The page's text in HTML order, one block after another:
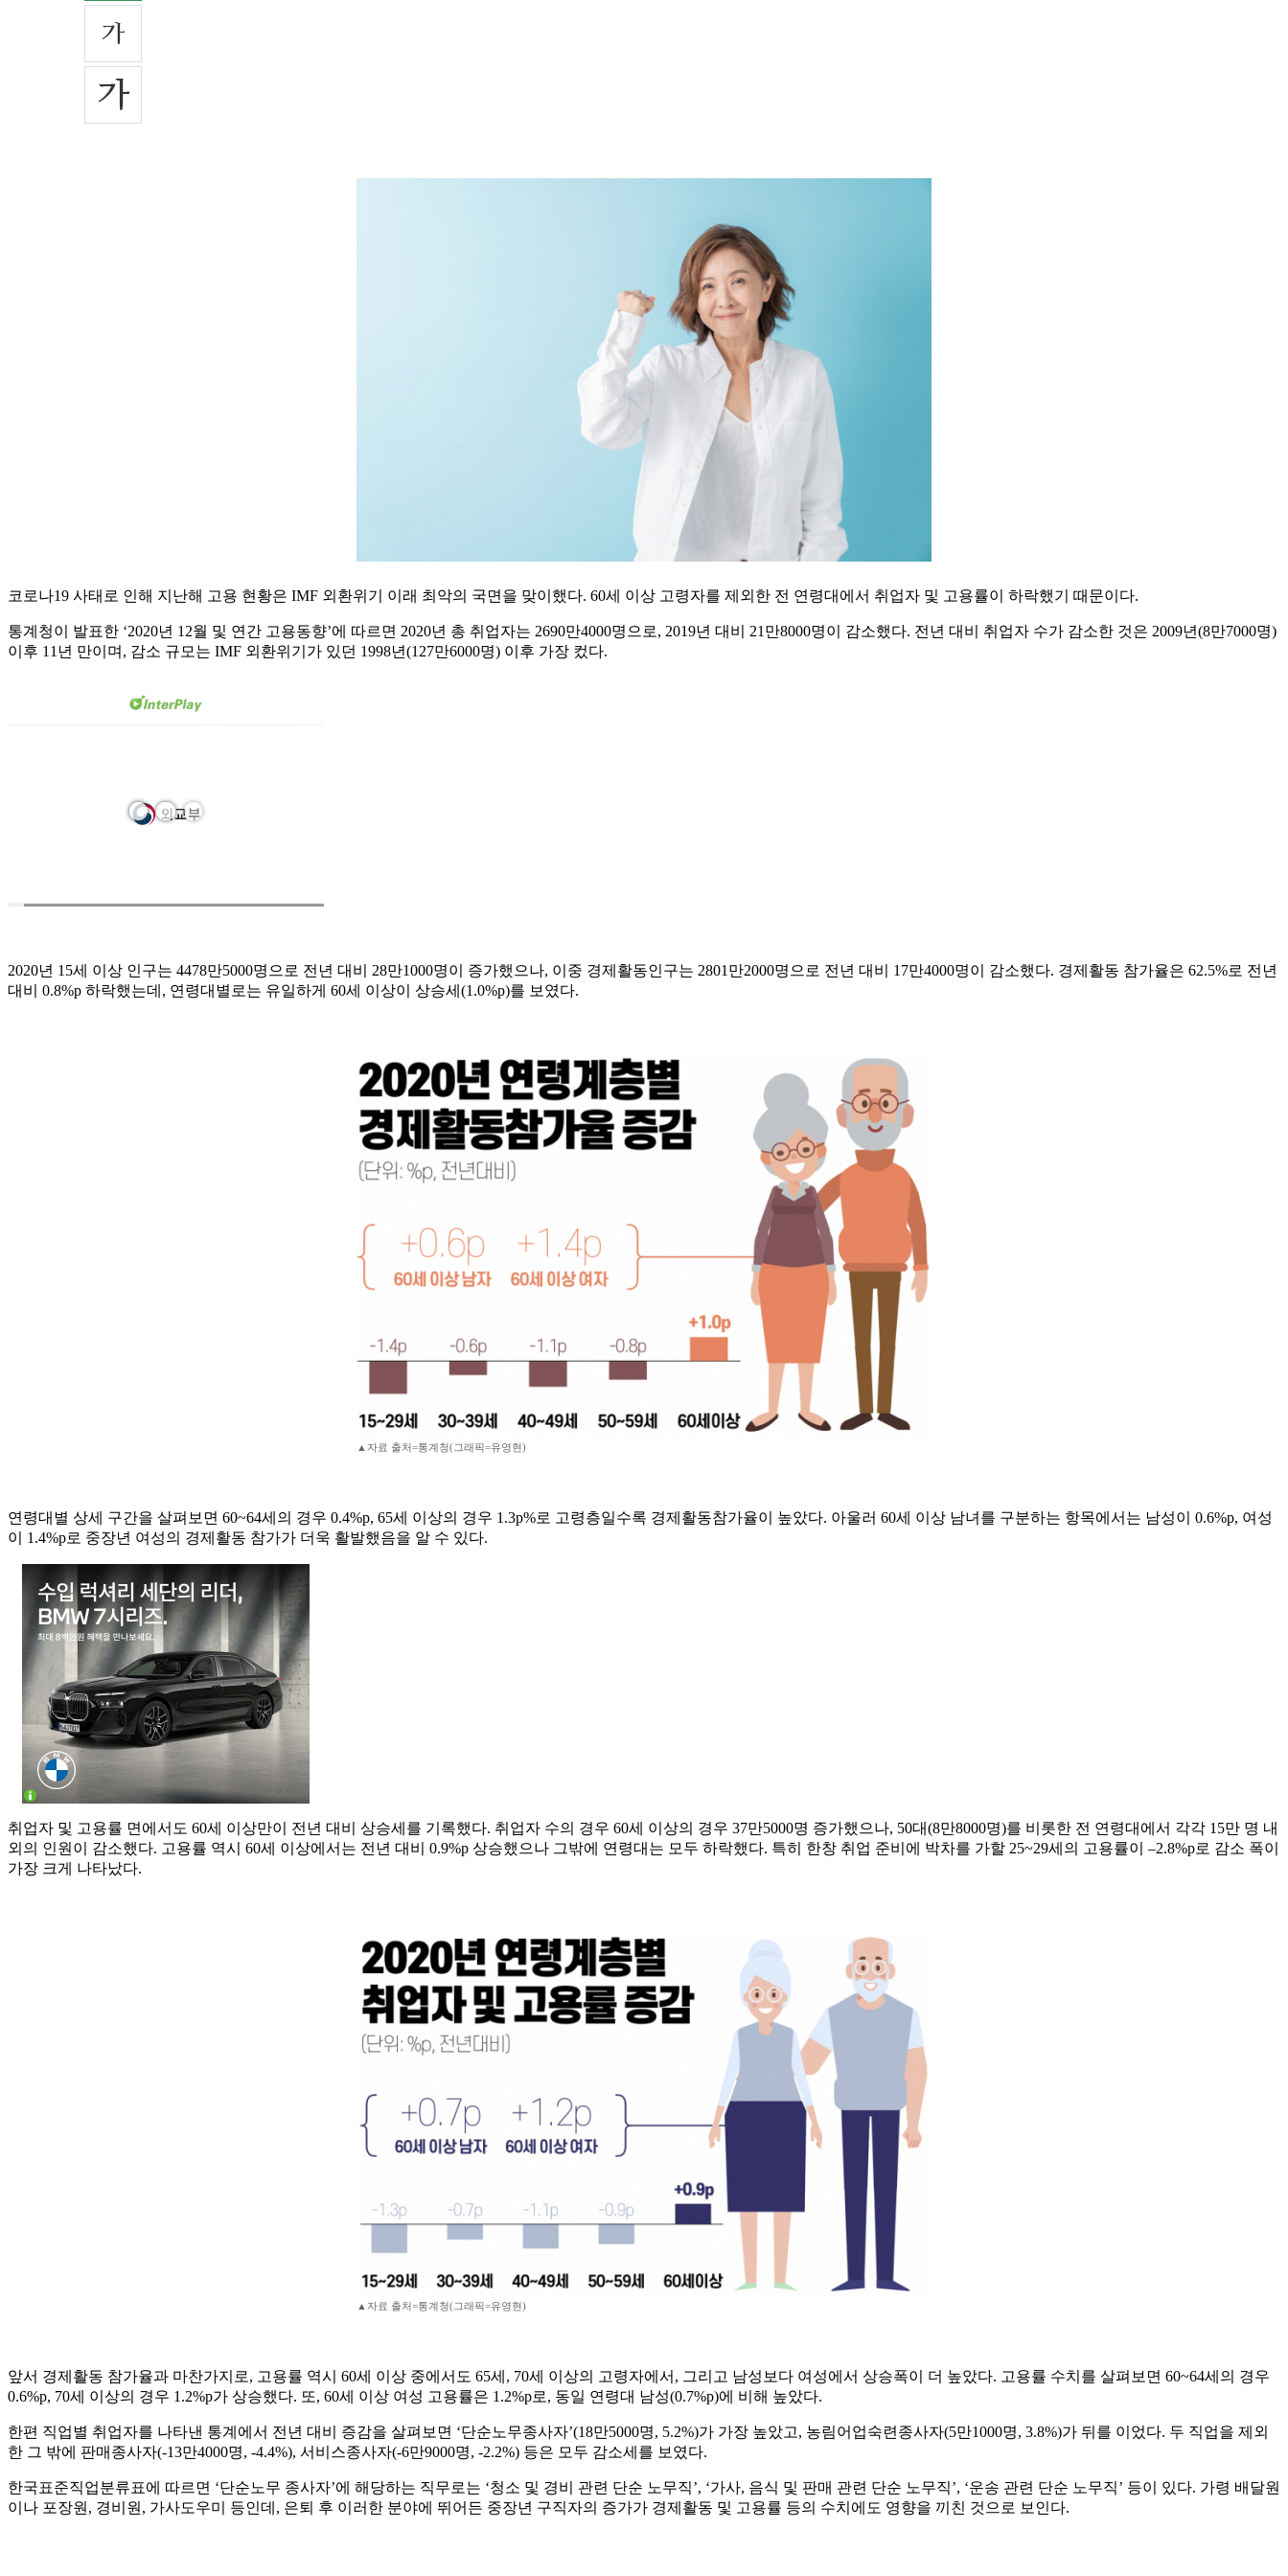
코로나19 사태로 인해 지난해 고용 현황은 IMF 외환위기 이래 최악의 국면을 맞이했다. 60세 이상 고령자를 제외한 전 연령대에서 취업자 및 고용률이 하락했기 때문이다.
통계청이 발표한 ‘2020년 12월 및 연간 고용동향’에 따르면 2020년 총 취업자는 2690만4000명으로, 2019년 대비 21만8000명이 감소했다. 전년 대비 취업자 수가 감소한 것은 2009년(8만7000명)
이후 11년 만이며, 감소 규모는 IMF 외환위기가 있던 1998년(127만6000명) 이후 가장 컸다.
2020년 15세 이상 인구는 4478만5000명으로 전년 대비 28만1000명이 증가했으나, 이중 경제활동인구는 2801만2000명으로 전년 대비 17만4000명이 감소했다. 경제활동 참가율은 62.5%로 전년
대비 0.8%p 하락했는데, 연령대별로는 유일하게 60세 이상이 상승세(1.0%p)를 보였다.
▲자료 출처=통계청(그래픽=유영현)
연령대별 상세 구간을 살펴보면 60~64세의 경우 0.4%p, 65세 이상의 경우 1.3p%로 고령층일수록 경제활동참가율이 높았다. 아울러 60세 이상 남녀를 구분하는 항목에서는 남성이 0.6%p, 여성
이 1.4%p로 중장년 여성의 경제활동 참가가 더욱 활발했음을 알 수 있다.
취업자 및 고용률 면에서도 60세 이상만이 전년 대비 상승세를 기록했다. 취업자 수의 경우 60세 이상의 경우 37만5000명 증가했으나, 50대(8만8000명)를 비롯한 전 연령대에서 각각 15만 명 내
외의 인원이 감소했다. 고용률 역시 60세 이상에서는 전년 대비 0.9%p 상승했으나 그밖에 연령대는 모두 하락했다. 특히 한창 취업 준비에 박차를 가할 25~29세의 고용률이 –2.8%p로 감소 폭이
가장 크게 나타났다.
▲자료 출처=통계청(그래픽=유영현)
앞서 경제활동 참가율과 마찬가지로, 고용률 역시 60세 이상 중에서도 65세, 70세 이상의 고령자에서, 그리고 남성보다 여성에서 상승폭이 더 높았다. 고용률 수치를 살펴보면 60~64세의 경우
0.6%p, 70세 이상의 경우 1.2%p가 상승했다. 또, 60세 이상 여성 고용률은 1.2%p로, 동일 연령대 남성(0.7%p)에 비해 높았다.
한편 직업별 취업자를 나타낸 통계에서 전년 대비 증감을 살펴보면 ‘단순노무종사자’(18만5000명, 5.2%)가 가장 높았고, 농림어업숙련종사자(5만1000명, 3.8%)가 뒤를 이었다. 두 직업을 제외
한 그 밖에 판매종사자(-13만4000명, -4.4%), 서비스종사자(-6만9000명, -2.2%) 등은 모두 감소세를 보였다.
한국표준직업분류표에 따르면 ‘단순노무 종사자’에 해당하는 직무로는 ‘청소 및 경비 관련 단순 노무직’, ‘가사, 음식 및 판매 관련 단순 노무직’, ‘운송 관련 단순 노무직’ 등이 있다. 가령 배달원
이나 포장원, 경비원, 가사도우미 등인데, 은퇴 후 이러한 분야에 뛰어든 중장년 구직자의 증가가 경제활동 및 고용률 등의 수치에도 영향을 끼친 것으로 보인다.